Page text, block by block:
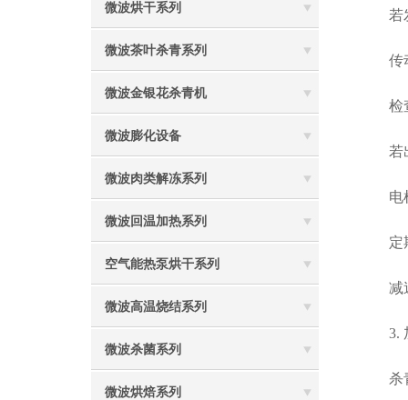
微波烘干系列
微波茶叶杀青系列
微波金银花杀青机
微波膨化设备
微波肉类解冻系列
微波回温加热系列
空气能热泵烘干系列
微波高温烧结系列
微波杀菌系列
微波烘焙系列
若发
传
检查
若出
电机
定期
减速
3. 加
杀青